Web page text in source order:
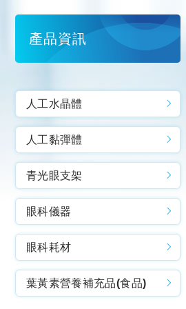
產品資訊
人工水晶體
人工黏彈體
青光眼支架
眼科儀器
眼科耗材
葉黃素營養補充品(食品)